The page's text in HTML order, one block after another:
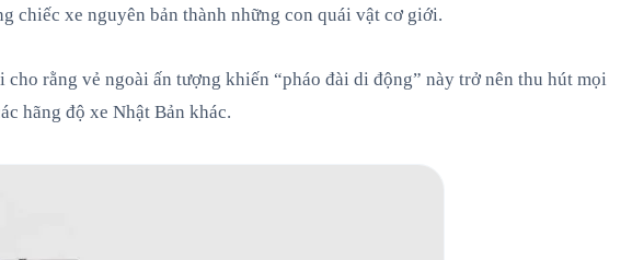
chiếc xe nguyên bản thành những con quái vật cơ giới.
rằng vẻ ngoài ấn tượng khiến “pháo đài di động” này trở nên thu hút mọi
hãng độ xe Nhật Bản khác.